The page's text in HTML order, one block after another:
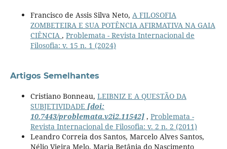
Francisco de Assis Silva Neto, A FILOSOFIA
ZOMBETEIRA E SUA POTÊNCIA AFIRMATIVA NA GAIA
CIÊNCIA , Problemata - Revista Internacional de
Filosofia: v. 15 n. 1 (2024)
Artigos Semelhantes
Cristiano Bonneau, LEIBNIZ E A QUESTÃO DA
SUBJETIVIDADE [doi:
10.7443/problemata.v2i2.11542], Problemata -
Revista Internacional de Filosofia: v. 2 n. 2 (2011)
Leandro Correia dos Santos, Marcelo Alves Santos,
Nélio Vieira Melo, Maria Betânia do Nascimento